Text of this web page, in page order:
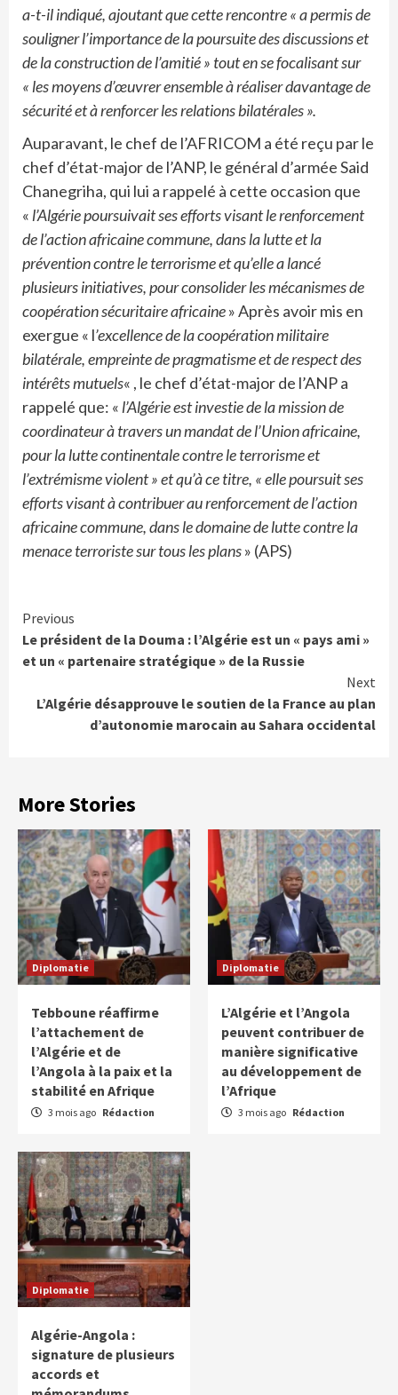
a-t-il indiqué, ajoutant que cette rencontre « a permis de
souligner l’importance de la poursuite des discussions et
de la construction de l’amitié » tout en se focalisant sur
« les moyens d’œuvrer ensemble à réaliser davantage de
sécurité et à renforcer les relations bilatérales ».
Auparavant, le chef de l’AFRICOM a été reçu par le
chef d’état-major de l’ANP, le général d’armée Said
Chanegriha, qui lui a rappelé à cette occasion que
« l’Algérie poursuivait ses efforts visant le renforcement
de l’action africaine commune, dans la lutte et la
prévention contre le terrorisme et qu’elle a lancé
plusieurs initiatives, pour consolider les mécanismes de
coopération sécuritaire africaine» Après avoir mis en
exergue « l’excellence de la coopération militaire
bilatérale, empreinte de pragmatisme et de respect des
intérêts mutuels« , le chef d’état-major de l’ANP a
rappelé que: « l’Algérie est investie de la mission de
coordinateur à travers un mandat de l’Union africaine,
pour la lutte continentale contre le terrorisme et
l’extrémisme violent » et qu’à ce titre, « elle poursuit ses
efforts visant à contribuer au renforcement de l’action
africaine commune, dans le domaine de lutte contre la
menace terroriste sur tous les plans» (APS)
Continue
Reading
Previous
Le président de la Douma : l’Algérie est un « pays ami »
et un « partenaire stratégique » de la Russie
Next
L’Algérie désapprouve le soutien de la France au plan
d’autonomie marocain au Sahara occidental
More Stories
Diplomatie
Tebboune réaffirme
l’attachement de
l’Algérie et de
l’Angola à la paix et la
stabilité en Afrique
3 mois ago Rédaction
Diplomatie
L’Algérie et l’Angola
peuvent contribuer de
manière significative
au développement de
l’Afrique
3 mois ago Rédaction
Diplomatie
Algérie-Angola :
signature de plusieurs
accords et